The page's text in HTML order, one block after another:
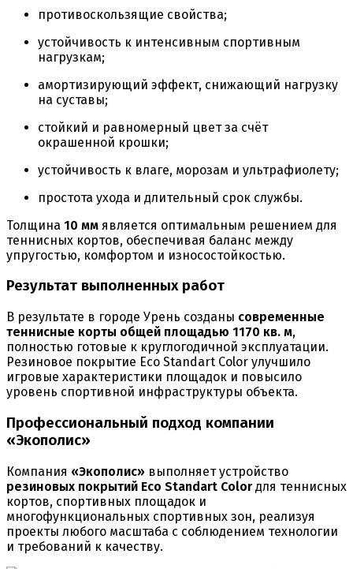
противоскользящие свойства;
устойчивость к интенсивным спортивным
нагрузкам;
амортизирующий эффект, снижающий нагрузку
на суставы;
стойкий и равномерный цвет за счёт
окрашенной крошки;
устойчивость к влаге, морозам и ультрафиолету;
простота ухода и длительный срок службы.
Толщина 10 мм является оптимальным решением для
теннисных кортов, обеспечивая баланс между
упругостью, комфортом и износостойкостью.
Результат выполненных работ
В результате в городе Урень созданы современные
теннисные корты общей площадью 1170 кв. м,
полностью готовые к круглогодичной эксплуатации.
Резиновое покрытие Eco Standart Color улучшило
игровые характеристики площадок и повысило
уровень спортивной инфраструктуры объекта.
Профессиональный подход компании
«Экополис»
Компания «Экополис» выполняет устройство
резиновых покрытий Eco Standart Colorдля теннисных
кортов, спортивных площадок и
многофункциональных спортивных зон, реализуя
проекты любого масштаба с соблюдением технологии
и требований к качеству.